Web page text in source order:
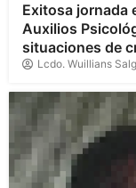
Exitosa jornada
Auxilios
situaciones de
Lcdo. Wuillians